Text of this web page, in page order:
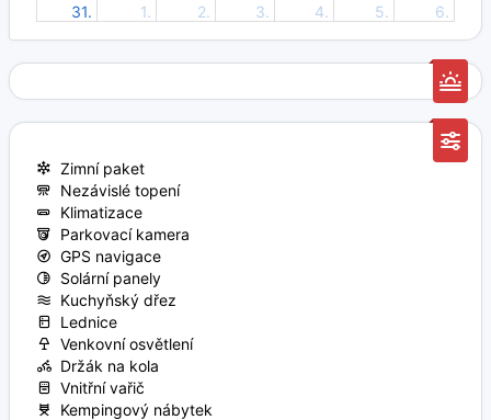
31.
Kč 4 500
1.
Kč 3 800
2.
Kč 3 800
3.
Kč 3 800
4.
Kč 3 800
5.
Kč 3 800
6.
Kč 3 800
Zimní paket
Nezávislé topení
Klimatizace
Parkovací kamera
GPS navigace
Solární panely
Kuchyňský dřez
Lednice
Venkovní osvětlení
Držák na kola
Vnitřní vařič
Kempingový nábytek